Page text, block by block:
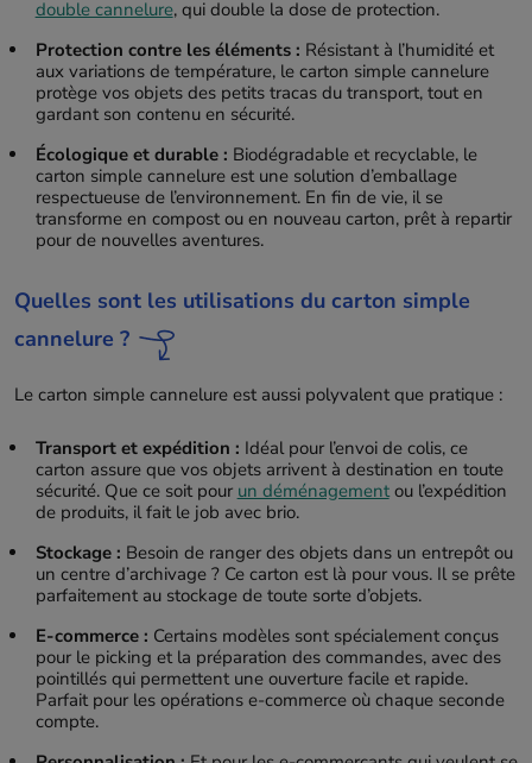
double cannelure, qui double la dose de protection.
Protection contre les éléments : Résistant à l’humidité et
aux variations de température, le carton simple cannelure
protège vos objets des petits tracas du transport, tout en
gardant son contenu en sécurité.
Écologique et durable : Biodégradable et recyclable, le
carton simple cannelure est une solution d’emballage
respectueuse de l’environnement. En fin de vie, il se
transforme en compost ou en nouveau carton, prêt à repartir
pour de nouvelles aventures.
Quelles sont les utilisations du carton simple
cannelure ?
Le carton simple cannelure est aussi polyvalent que pratique :
Transport et expédition : Idéal pour l’envoi de colis, ce
carton assure que vos objets arrivent à destination en toute
sécurité. Que ce soit pour un déménagementou l’expédition
de produits, il fait le job avec brio.
Stockage : Besoin de ranger des objets dans un entrepôt ou
un centre d’archivage ? Ce carton est là pour vous. Il se prête
parfaitement au stockage de toute sorte d’objets.
E-commerce : Certains modèles sont spécialement conçus
pour le picking et la préparation des commandes, avec des
pointillés qui permettent une ouverture facile et rapide.
Parfait pour les opérations e-commerce où chaque seconde
compte.